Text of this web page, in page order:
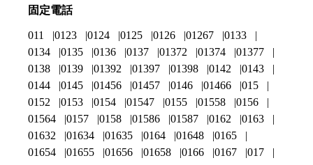
固定電話
011 0123 0124 0125 0126 01267
0133
0134
0135 0136 0137 01372 01374
01377
0138
0139 01392 01397 01398 0142
0143
0144
0145 01456 01457 0146 01466
015
0152
0153 0154 01547 0155 01558
0156
01564
0157 0158 01586 01587 0162
0163
01632
01634 01635 0164 01648
0165
01654
01655 01656 01658 0166 0167
017